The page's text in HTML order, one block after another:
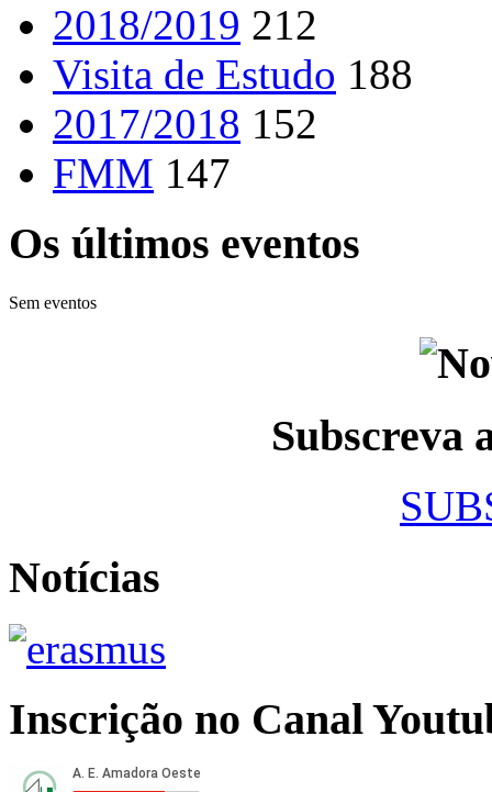
2018/2019 212
Visita de Estudo 188
2017/2018 152
FMM 147
Os últimos eventos
Sem eventos
Subscreva
Notícias
Inscrição no Canal